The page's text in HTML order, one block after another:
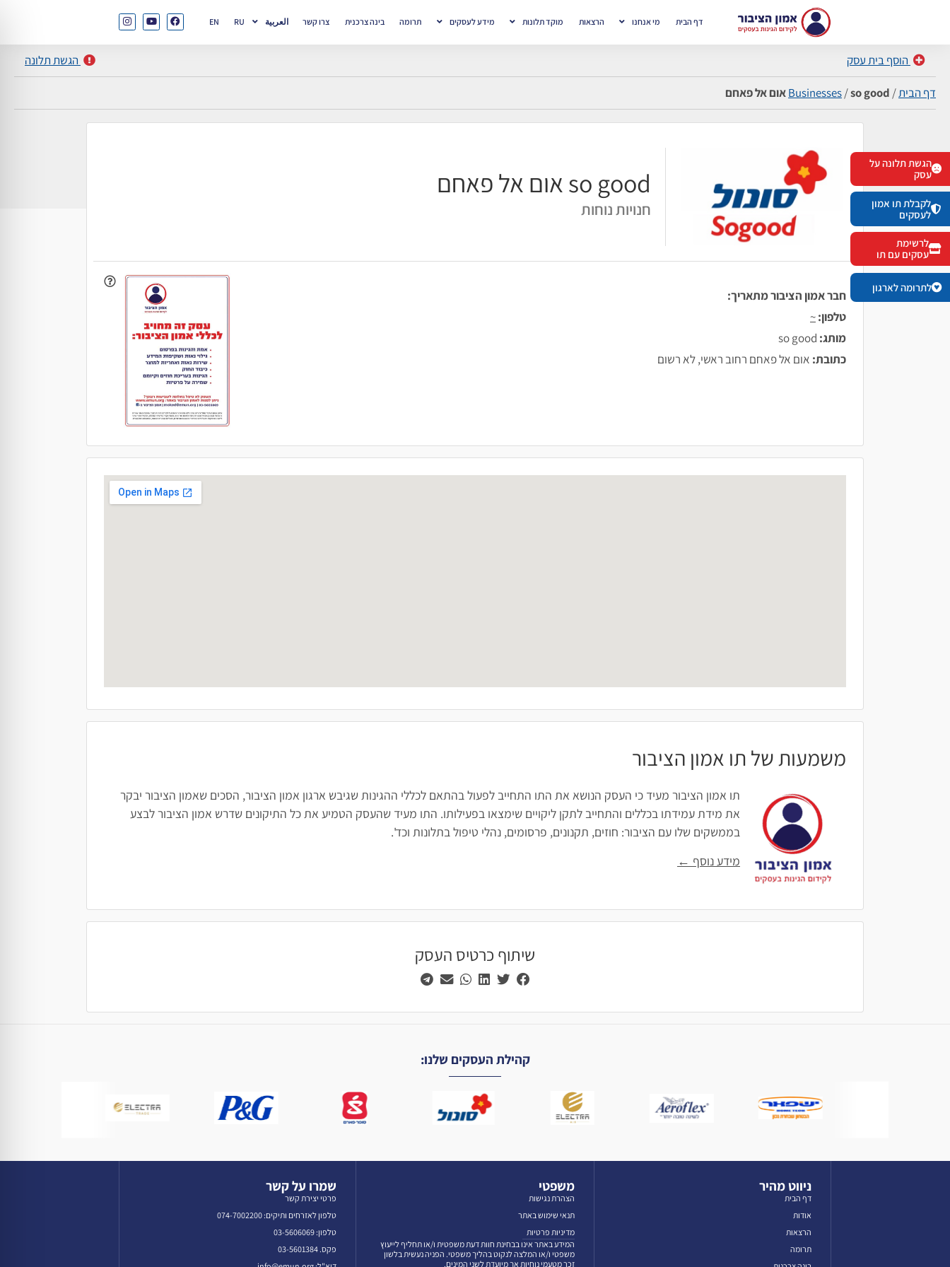
דף הבית מי אנחנו הרצאות מוקד תלונות מידע לעסקים תרומה בינה צרכנית צרו קשר العربية RU
EN
הוסף בית עסק הגשת תלונה
דף הבית/
Businesses/so good אום אל פאחם
so good אום אל פאחם
חנויות נוחות
חבר אמון הציבור מתאריך:
טלפון:~
מותג:
כתובת: אום אל פאחם רחוב ראשי, לא רשום
משמעות של תו אמון הציבור
תו אמון הציבור מעיד כי העסק הנושא את התו התחייב לפעול בהתאם לכללי ההגינות שגיבש ארגון אמון הציבור, הסכים שאמון הציבור יבקר
את מידת עמידתו בכללים והתחייב לתקן ליקויים שימצאו בפעילותו. התו מעיד שהעסק הטמיע את כל התיקונים שדרש אמון הציבור לבצע
בממשקים שלו עם הציבור: חוזים, תקנונים, פרסומים, נהלי טיפול בתלונות וכד'.
מידע נוסף ←
שיתוף כרטיס העסק
קהילת העסקים שלנו:
ניווט מהיר
דף הבית
אודות
הרצאות
תרומה
משפטי
הצהרת נגישות
תנאי שימוש באתר
מדיניות פרטיות
המידע באתר אינו בבחינת חוות דעת משפטית ו/או תחליף לייעוץ
משפטי ו/או המלצה לנקוט בהליך משפטי. הפניה נעשית בלשון
זכר מטעמי נוחיות אך מיועדת לשני המינים.
שמרו על קשר
פרטי יצירת קשר
טלפון לאזרחים ותיקים: 074-7002200
טלפון: 03-5606069
פקס. 03-5601384
הגשת תלונה על
עסק
לקבלת תו אמון
לעסקים
לתרומה לארגון
לרשימת
עסקים עם תו